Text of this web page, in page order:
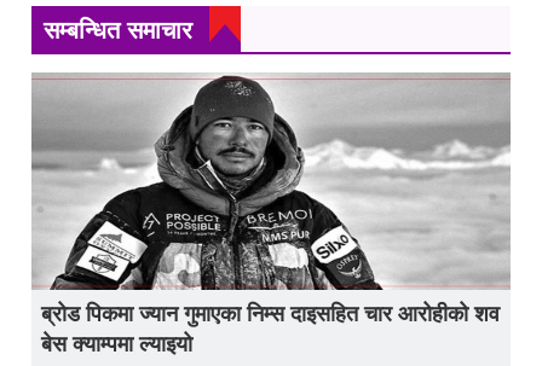
सम्बन्धित समाचार
ब्रोड पिकमा ज्यान गुमाएका निम्स दाइसहित चार आरोहीको शव
बेस क्याम्पमा ल्याइयो